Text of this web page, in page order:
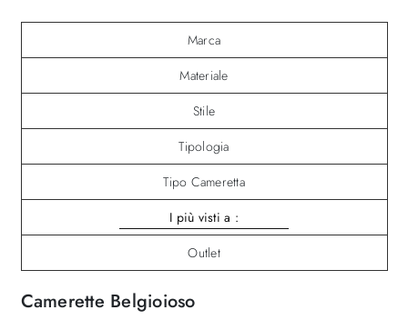
Marca
Materiale
Stile
Tipologia
Tipo Cameretta
I più visti a :
Outlet
Camerette Belgioioso